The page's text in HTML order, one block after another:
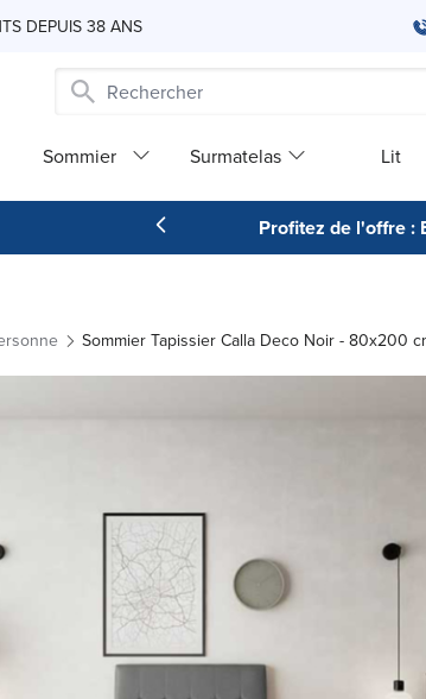
DEPUIS 38 ANS
Sommier Surmatelas Lit
Profitez de l'offre :
Sommier Tapissier Calla Deco Noir - 80x200